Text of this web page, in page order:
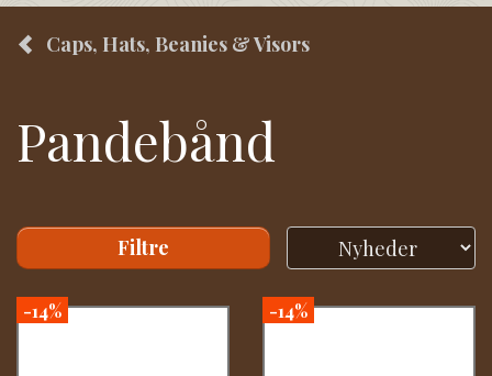
Caps, Hats, Beanies & Visors
Pandebånd
Filtre
-14% -14%